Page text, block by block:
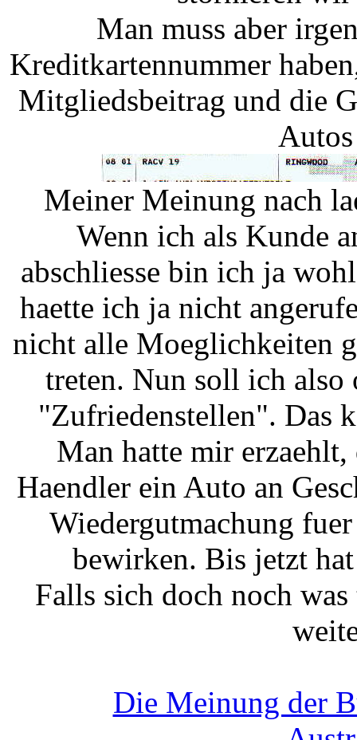
Man muss aber
Kreditkartennummer
Mitgliedsbeitrag und die
Meiner Meinung nach
Wenn ich als Kunde
abschliesse bin ich ja
haette ich ja nicht
nicht alle Moeglichkeiten
treten. Nun soll ich also
"Zufriedenstellen". Das
Man hatte mir
Haendler ein Auto an
Wiedergutmachung
bewirken. Bis jetzt
Falls sich doch noch
Die Meinung der